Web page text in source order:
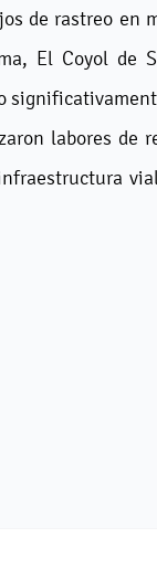
de rastreo en
El Coyol de
labores de